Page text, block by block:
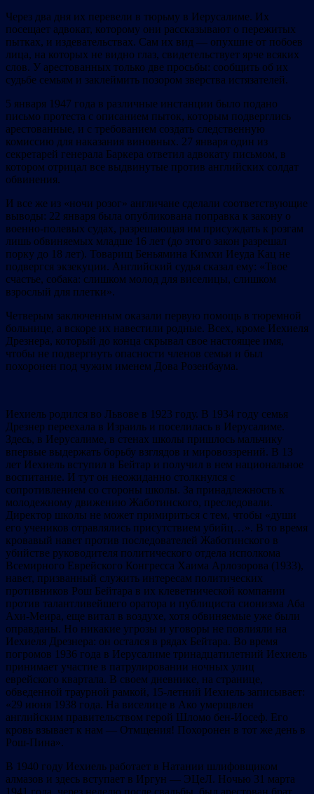
Через два дня их перевели в тюрьму в Иерусалиме. Их
посещает адвокат, которому они рассказывают о пережитых
пытках, и издевательствах. Сам их вид — опухшие от побоев
лица, на которых не видно глаз, свидетельствует ярче всяких
слов. У арестованных только две просьбы: сообщить об их
судьбе семьям и заклеймить позором зверства истязателей.
5 января 1947 года в различные инстанции было подано
письмо протеста с описанием пыток, которым подверглись
арестованные, и с требованием создать следственную
комиссию для наказания виновных. 27 января один из
секретарей генерала Баркера ответил адвокату письмом, в
котором отрицал все выдвинутые против английских солдат
обвинения.
И все же из «ночи розог» англичане сделали соответствующие
выводы: 22 января была опубликована поправка к закону о
военно-полевых судах, разрешающая им присуждать к розгам
лишь обвиняемых младше 16 лет (до этого закон разрешал
порку до 18 лет). Товарищ Беньямина Кимхи Иеуда Кац не
подвергся экзекуции. Английский судья сказал ему: «Твое
счастье, собака: слишком молод для виселицы, слишком
взрослый для плетки».
Четверым заключенным оказали первую помощь в тюремной
больнице, а вскоре их навестили родные. Всех, кроме Иехиеля
Дрезнера, который до конца скрывал свое настоящее имя,
чтобы не подвергнуть опасности членов семьи и был
похоронен под чужим именем Дова Розенбаума.
Иехиель родился во Львове в 1923 году. В 1934 году семья
Дрезнер переехала в Израиль и поселилась в Иерусалиме.
Здесь, в Иерусалиме, в стенах школы пришлось мальчику
впервые выдержать борьбу взглядов и мировоззрений. В 13
лет Иехиель вступил в Бейтар и получил в нем национальное
воспитание. И тут он неожиданно столкнулся с
сопротивлением со стороны школы. За принадлежность к
молодежному движению Жаботинского, преследовали.
Директор школы не может примириться с тем, чтобы «души
его учеников отравлялись присутствием убийц…». В то время
кровавый навет против последователей Жаботинского в
убийстве руководителя политического отдела исполкома
Всемирного Еврейского Конгресса Хаима Арлозорова (1933),
навет, призванный служить интересам политических
противников Рош Бейтара в их клеветнической компании
против талантливейшего оратора и публициста сионизма Аба
Ахи-Меира, еще витал в воздухе, хотя обвиняемые уже были
оправданы. Но никакие угрозы и уговоры не повлияли на
Иехиеля Дрезнера: он остался в рядах Бейтара. Во время
погромов 1936 года в Иерусалиме тринадцатилетний Иехиель
принимает участие в патрулировании ночных улиц
еврейского квартала. В своем дневнике, на странице,
обведенной траурной рамкой, 15-летний Иехиель записывает:
«29 июня 1938 года. На виселице в Ако умерщвлен
английским правительством герой Шломо бен-Иосеф. Его
кровь взывает к нам — Отмщения! Похоронен в тот же день в
Рош-Пина».
В 1940 году Иехиель работает в Натании шлифовщиком
алмазов и здесь вступает в Иргун — ЭЦеЛ. Ночью 31 марта
1941 года, через неделю после свадьбы, был арестован брат